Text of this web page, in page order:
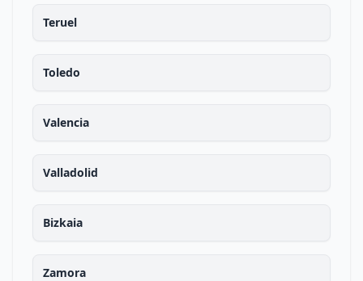
Teruel
Toledo
Valencia
Valladolid
Bizkaia
Zamora